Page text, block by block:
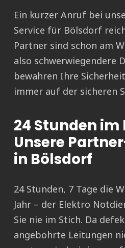
Ein kurzer Anruf bei
Service für Bölsdorf
Partner sind schon am
also schwerwiegendere
bewahren Ihre
immer auf der sicheren
24 Stunden im
Unsere
in Bölsdorf
24 Stunden, 7 Tage die
Jahr – der Elektro
Sie nie im Stich. Da
angebohrte Leitungen